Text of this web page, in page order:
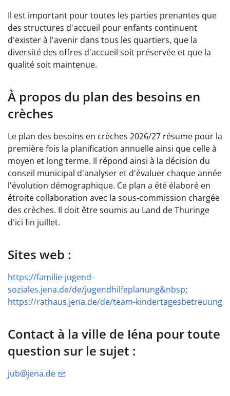
Il est important pour toutes les parties prenantes que
des structures d'accueil pour enfants continuent
d'exister à l'avenir dans tous les quartiers, que la
diversité des offres d'accueil soit préservée et que la
qualité soit maintenue.
À propos du plan des besoins en
crèches
Le plan des besoins en crèches 2026/27 résume pour la
première fois la planification annuelle ainsi que celle à
moyen et long terme. Il répond ainsi à la décision du
conseil municipal d'analyser et d'évaluer chaque année
l'évolution démographique. Ce plan a été élaboré en
étroite collaboration avec la sous-commission chargée
des crèches. Il doit être soumis au Land de Thuringe
d'ici fin juillet.
Sites web :
https://familie-jugend-
soziales.jena.de/de/jugendhilfeplanung&nbsp;
https://rathaus.jena.de/de/team-kindertagesbetreuung
Contact à la ville de Iéna pour toute
question sur le sujet :
jub@jena.de